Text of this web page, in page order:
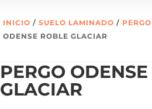
INICIO /SUELO LAMINADO / PERGO
ODENSE ROBLE GLACIAR
PERGO
GLACIAR